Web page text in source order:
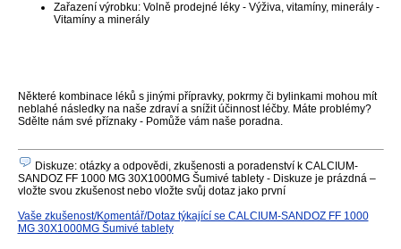
Zařazení výrobku: Volně prodejné léky - Výživa, vitamíny, minerály -
Vitamíny a minerály
Některé kombinace léků s jinými přípravky, pokrmy či bylinkami mohou mít
neblahé následky na naše zdraví a snížit účinnost léčby. Máte problémy?
Sdělte nám své příznaky - Pomůže vám naše poradna.
Diskuze: otázky a odpovědi, zkušenosti a poradenství k CALCIUM-
SANDOZ FF 1000 MG 30X1000MG Šumivé tablety - Diskuze je prázdná –
vložte svou zkušenost nebo vložte svůj dotaz jako první
Vaše zkušenost/Komentář/Dotaz týkající se CALCIUM-SANDOZ FF 1000
MG 30X1000MG Šumivé tablety